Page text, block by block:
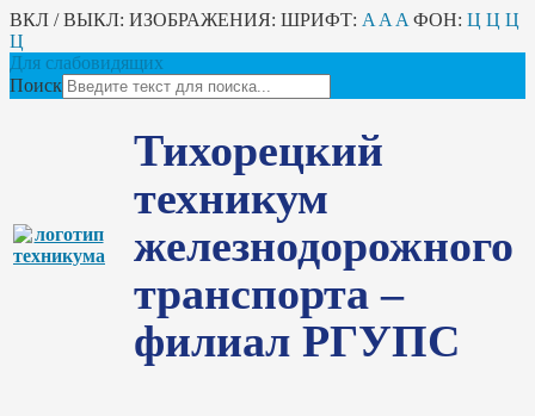
ВКЛ / ВЫКЛ: ИЗОБРАЖЕНИЯ: ШРИФТ: A A A ФОН: Ц Ц Ц
Ц
Для слабовидящих
Поиск
Тихорецкий
техникум
железнодорожного
транспорта –
филиал РГУПС